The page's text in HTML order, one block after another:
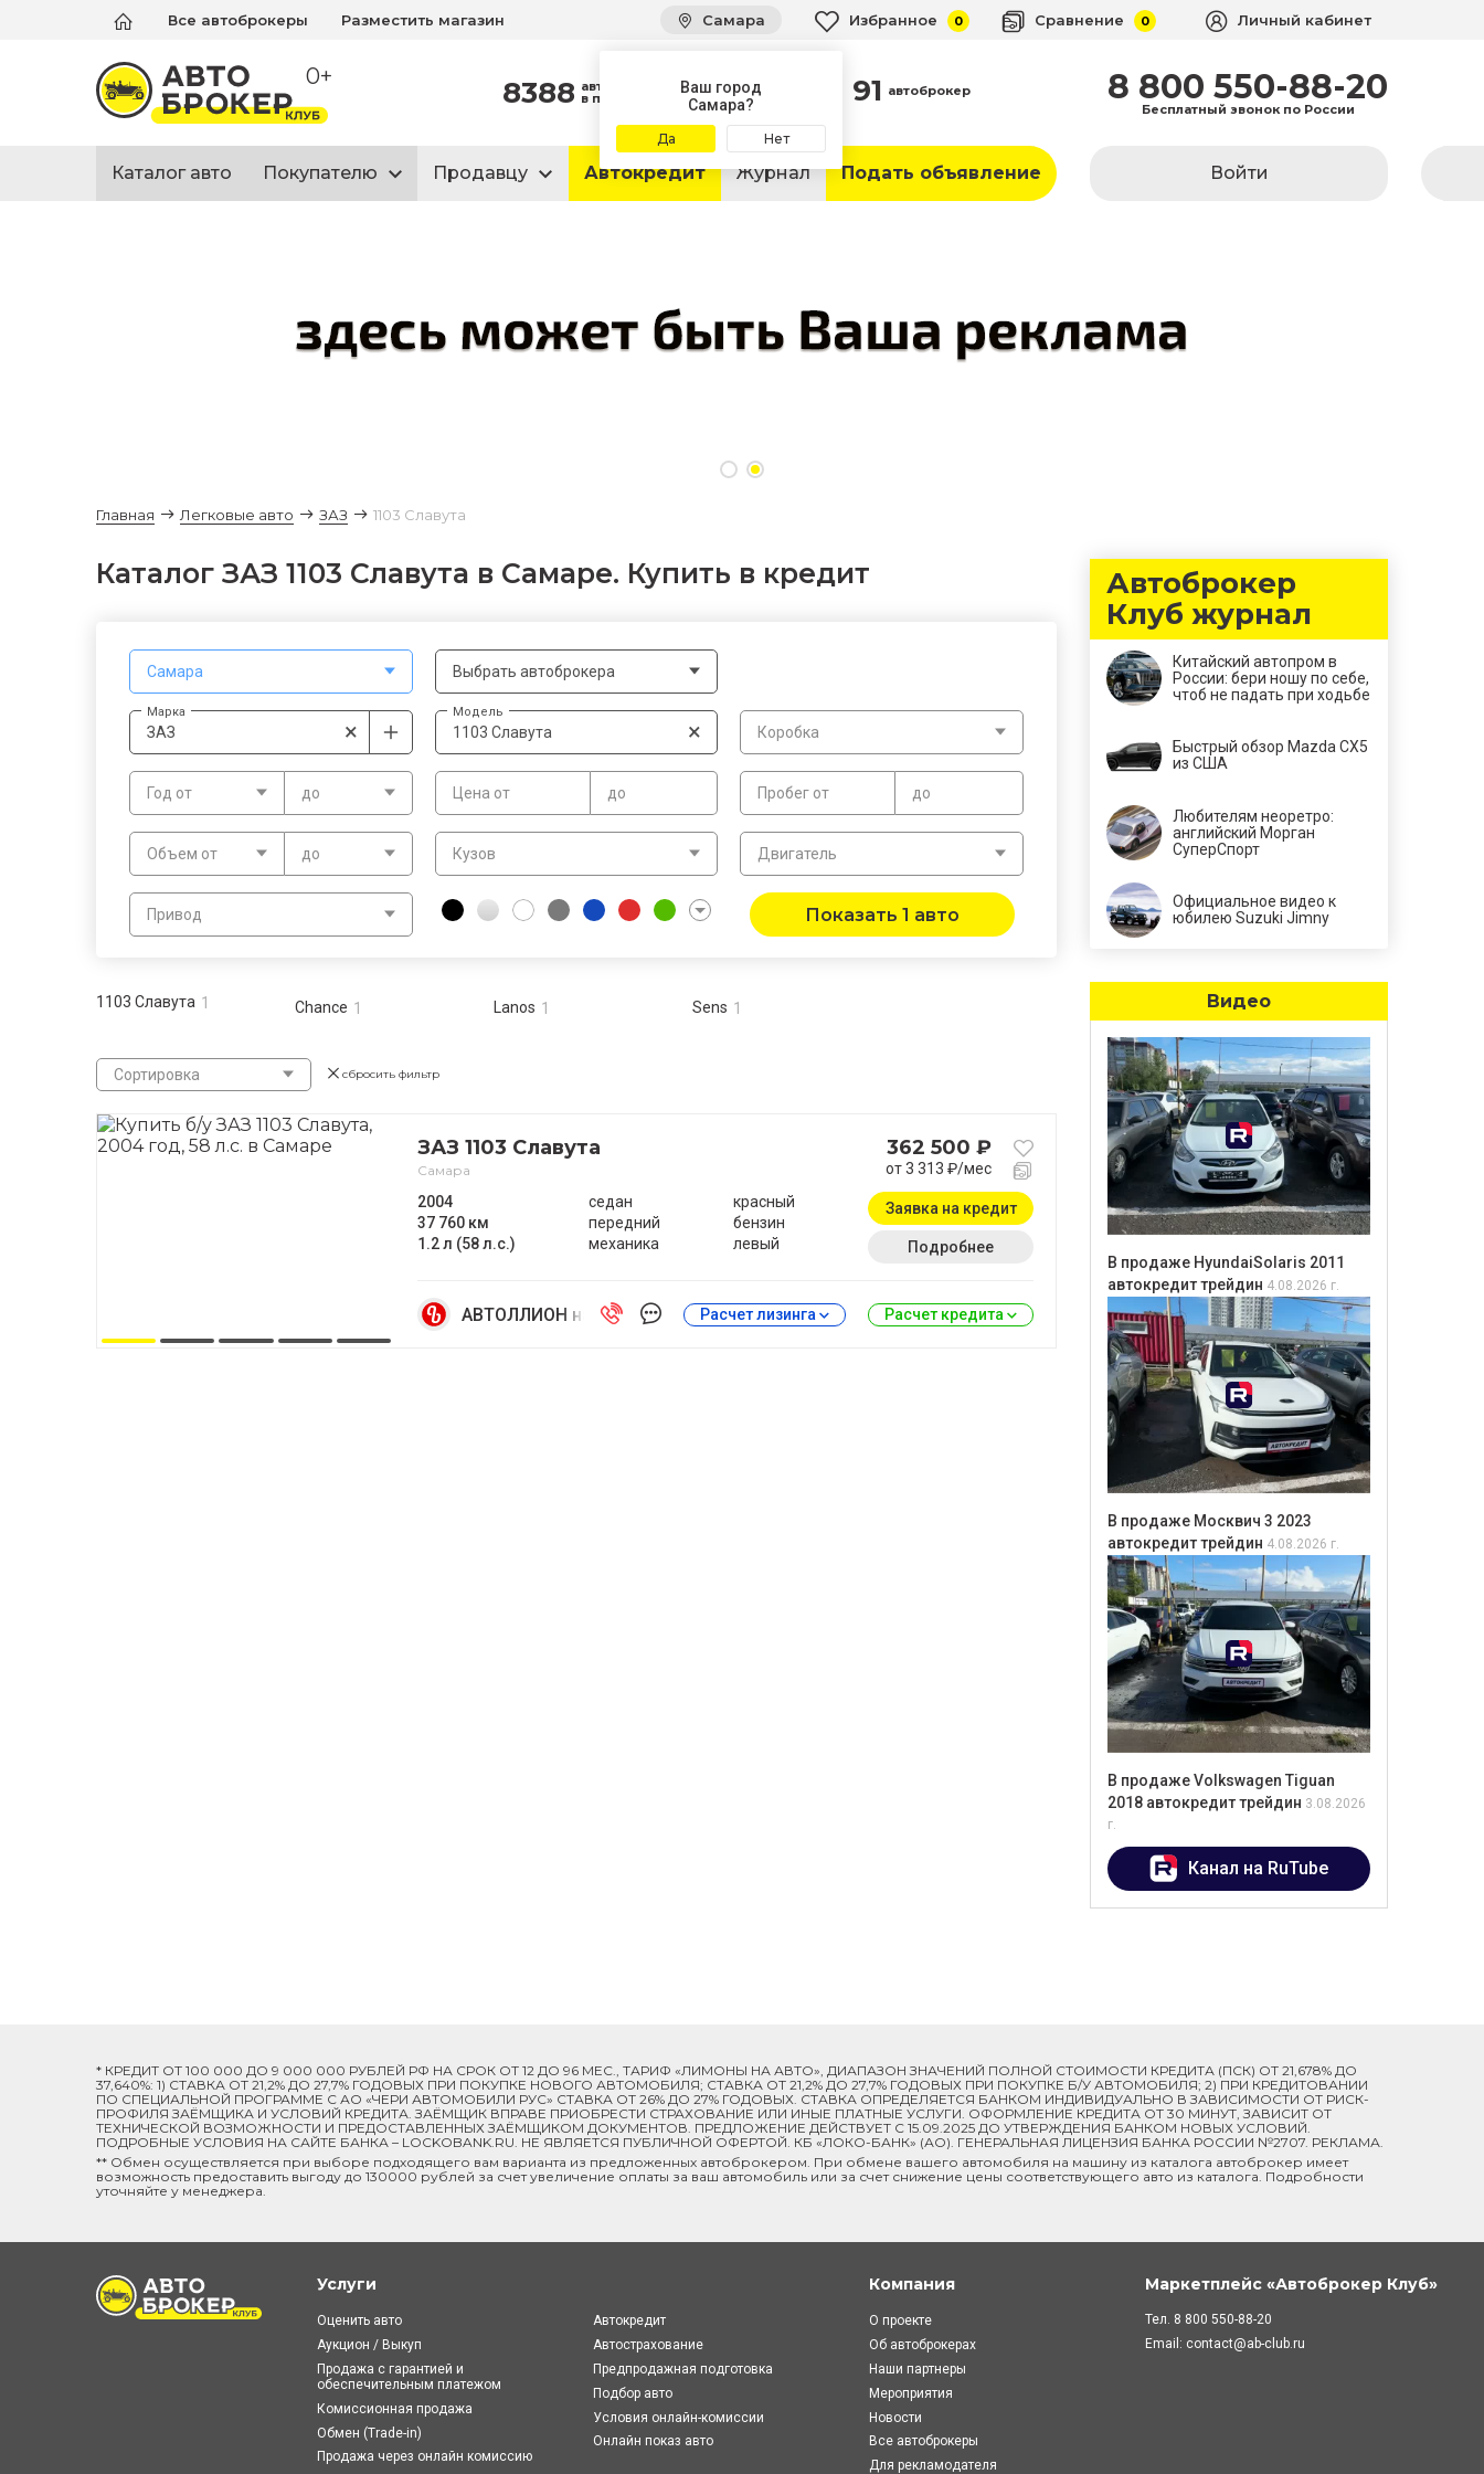
Все автоброкеры Разместить магазин Самара
Ваш город
Самара?
Да Нет
Избранное 0 Сравнение 0 Личный кабинет
0+ 8388 автомобилей
в продаже 91 автоброкер 8 800 550-88-20
Бесплатный звонок по России
Каталог авто Покупателю Продавцу Автокредит Журнал Подать объявление Войти
Главная Легковые авто ЗАЗ 1103 Славута
Каталог ЗАЗ 1103 Славута в Самаре. Купить в кредит
Самара Выбрать автоброкера
Марка
×
ЗАЗ
Модель
×
1103 Славута Коробка
Год от до Цена от до Пробег от до
Объем от до Кузов Двигатель
Привод Показать 1 авто
1103 Славута 1 Chance 1 Lanos 1 Sens 1
Сортировка сбросить фильтр
ЗАЗ 1103 Славута
Самара
362 500 ₽
от 3 313 ₽/мес
2004
37 760 км
1.2 л (58 л.с.)
седан
передний
механика
красный
бензин
левый
Заявка на кредит
Подробнее
АВТОЛЛИОН на Антонова-Овсеенко
Расчет лизинга Расчет кредита
Автоброкер
Клуб журнал
Китайский автопром в
России: бери ношу по себе,
чтоб не падать при ходьбе
Быстрый обзор Mazda CX5
из США
Любителям неоретро:
английский Морган
СуперСпорт
Официальное видео к
юбилею Suzuki Jimny
Видео
В продаже HyundaiSolaris 2011
автокредит трейдин 4.08.2026 г.
В продаже Москвич 3 2023
автокредит трейдин 4.08.2026 г.
В продаже Volkswagen Tiguan
2018 автокредит трейдин 3.08.2026
г.
Канал на RuTube
* КРЕДИТ ОТ 100 000 ДО 9 000 000 РУБЛЕЙ РФ НА СРОК ОТ 12 ДО 96 МЕС., ТАРИФ «ЛИМОНЫ НА АВТО», ДИАПАЗОН ЗНАЧЕНИЙ ПОЛНОЙ СТОИМОСТИ КРЕДИТА (ПСК) ОТ 21,678% ДО
37,640%: 1) СТАВКА ОТ 21,2% ДО 27,7% ГОДОВЫХ ПРИ ПОКУПКЕ НОВОГО АВТОМОБИЛЯ; СТАВКА ОТ 21,2% ДО 27,7% ГОДОВЫХ ПРИ ПОКУПКЕ Б/У АВТОМОБИЛЯ; 2) ПРИ КРЕДИТОВАНИИ
ПО СПЕЦИАЛЬНОЙ ПРОГРАММЕ C АО «ЧЕРИ АВТОМОБИЛИ РУС» СТАВКА ОТ 26% ДО 27% ГОДОВЫХ. СТАВКА ОПРЕДЕЛЯЕТСЯ БАНКОМ ИНДИВИДУАЛЬНО В ЗАВИСИМОСТИ ОТ РИСК-
ПРОФИЛЯ ЗАЁМЩИКА И УСЛОВИЙ КРЕДИТА. ЗАЁМЩИК ВПРАВЕ ПРИОБРЕСТИ СТРАХОВАНИЕ ИЛИ ИНЫЕ ПЛАТНЫЕ УСЛУГИ. ОФОРМЛЕНИЕ КРЕДИТА ОТ 30 МИНУТ, ЗАВИСИТ ОТ
ТЕХНИЧЕСКОЙ ВОЗМОЖНОСТИ И ПРЕДОСТАВЛЕННЫХ ЗАЁМЩИКОМ ДОКУМЕНТОВ. ПРЕДЛОЖЕНИЕ ДЕЙСТВУЕТ С 15.09.2025 ДО УТВЕРЖДЕНИЯ БАНКОМ НОВЫХ УСЛОВИЙ.
ПОДРОБНЫЕ УСЛОВИЯ НА САЙТЕ БАНКА – LOCKOBANK.RU. НЕ ЯВЛЯЕТСЯ ПУБЛИЧНОЙ ОФЕРТОЙ. КБ «ЛОКО-БАНК» (АО). ГЕНЕРАЛЬНАЯ ЛИЦЕНЗИЯ БАНКА РОССИИ №2707. РЕКЛАМА.
** Обмен осуществляется при выборе подходящего вам варианта из предложенных автоброкером. При обмене вашего автомобиля на машину из каталога автоброкер имеет
возможность предоставить выгоду до 130000 рублей за счет увеличение оплаты за ваш автомобиль или за счет снижение цены соответствующего авто из каталога. Подробности
уточняйте у менеджера.
Услуги
Оценить авто
Аукцион / Выкуп
Продажа с гарантией и
обеспечительным платежом
Комиссионная продажа
Обмен (Trade-in)
Продажа через онлайн комиссию
Автокредит
Автострахование
Предпродажная подготовка
Подбор авто
Условия онлайн-комиcсии
Онлайн показ авто
Компания
О проекте
Об автоброкерах
Наши партнеры
Мероприятия
Новости
Все автоброкеры
Для рекламодателя
Маркетплейс «Автоброкер Клуб»
Тел. 8 800 550-88-20
Email: contact@ab-club.ru